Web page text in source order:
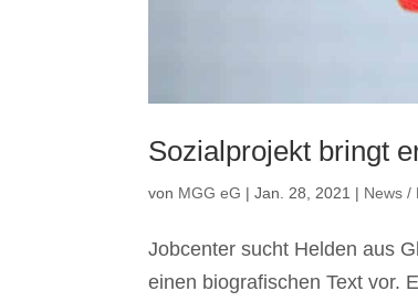
Sozialprojekt bringt
von MGG eG |Jan. 28, 2021 | News /
Jobcenter sucht Helden aus
einen biografischen Text vor.